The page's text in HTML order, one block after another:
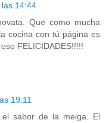
14:44
Que como mucha
cocina con tú página es
FELICIDADES!!!!!
19:11
sabor de la meiga. El